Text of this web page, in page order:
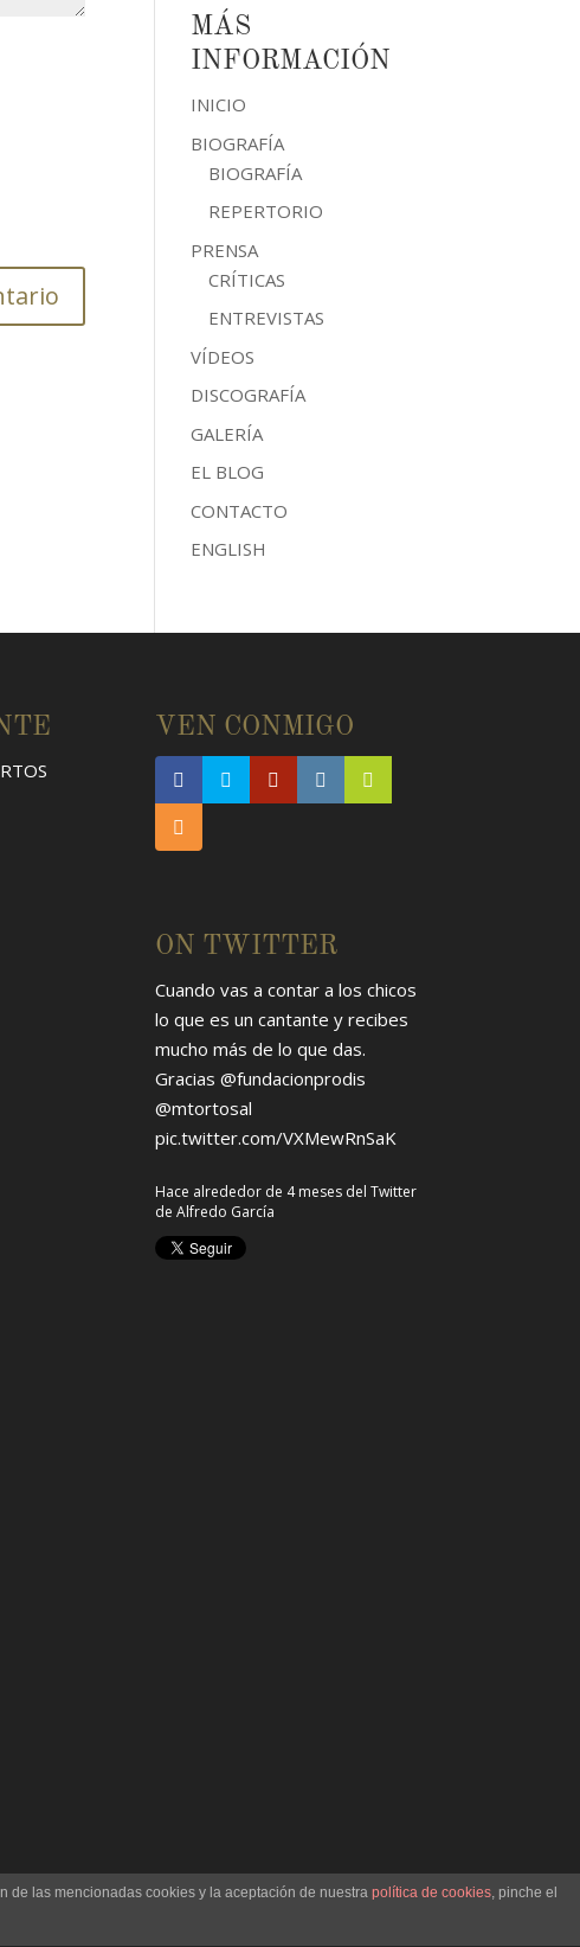
MÁS
INFORMACIÓN
INICIO
BIOGRAFÍA
BIOGRAFÍA
REPERTORIO
PRENSA
CRÍTICAS
ENTREVISTAS
VÍDEOS
DISCOGRAFÍA
GALERÍA
EL BLOG
CONTACTO
ENGLISH
VEN CONMIGO
ON TWITTER
Cuando vas a contar a los chicos
lo que es un cantante y recibes
mucho más de lo que das.
Gracias@fundacionprodis
@mtortosal
pic.twitter.com/VXMewRnSaK
Hace alrededor de 4 meses del Twitter
deAlfredo García
de las mencionadas cookies y la aceptación de nuestra política de cookies, pinche el